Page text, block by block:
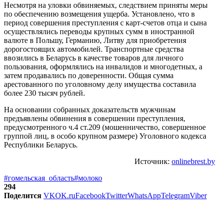
Несмотря на уловки обвиняемых, следствием приняты меры
по обеспечению возмещения ущерба. Установлено, что в
период совершения преступления с карт-счетов отца и сына
осуществлялись переводы крупных сумм в иностранной
валюте в Польшу, Германию, Литву для приобретения
дорогостоящих автомобилей. Транспортные средства
ввозились в Беларусь в качестве товаров для личного
пользования, оформлялись на инвалидов и многодетных, а
затем продавались по доверенности. Общая сумма
арестованного по уголовному делу имущества составила
более 230 тысяч рублей.
На основании собранных доказательств мужчинам
предъявлены обвинения в совершении преступления,
предусмотренного ч.4 ст.209 (мошенничество, совершенное
группой лиц, в особо крупном размере) Уголовного кодекса
Республики Беларусь.
Источник: onlinebrest.by
#гомельская_область#молоко
294
Поделится VKOK.ruFacebookTwitterWhatsAppTelegramViber